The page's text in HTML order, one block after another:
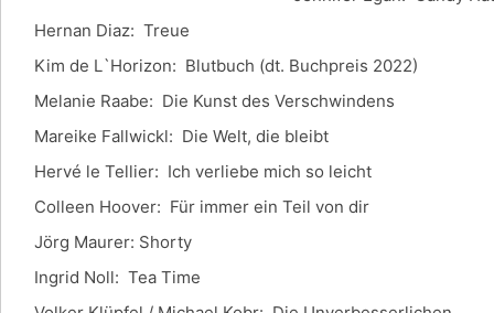
Hernan Diaz: Treue
Kim de L`Horizon: Blutbuch (dt. Buchpreis 2022)
Melanie Raabe: Die Kunst des Verschwindens
Mareike Fallwickl: Die Welt, die bleibt
Hervé le Tellier: Ich verliebe mich so leicht
Colleen Hoover: Für immer ein Teil von dir
Jörg Maurer: Shorty
Ingrid Noll: Tea Time